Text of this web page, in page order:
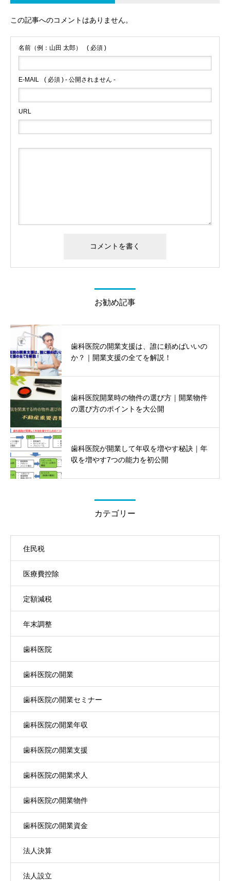
この記事へのコメントはありません。
名前（例：山田 太郎） ( 必須 )
E-MAIL ( 必須 ) - 公開されません -
URL
お勧め記事
歯科医院の開業支援は、誰に頼めばいいの
か？｜開業支援の全てを解説！
歯科医院開業時の物件の選び方｜開業物件
の選び方のポイントを大公開
歯科医院が開業して年収を増やす秘訣｜年
収を増やす7つの能力を初公開
カテゴリー
住民税
医療費控除
定額減税
年末調整
歯科医院
歯科医院の開業
歯科医院の開業セミナー
歯科医院の開業年収
歯科医院の開業支援
歯科医院の開業求人
歯科医院の開業物件
歯科医院の開業資金
法人決算
法人設立